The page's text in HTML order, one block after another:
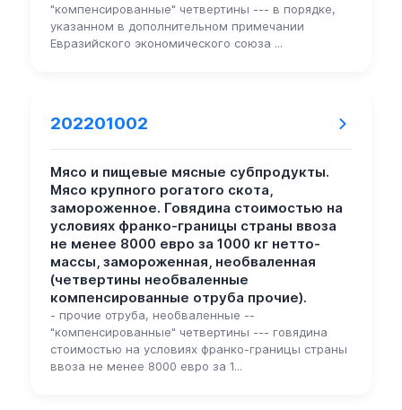
"компенсированные" четвертины --- в порядке,
указанном в дополнительном примечании
Евразийского экономического союза ...
202201002
Мясо и пищевые мясные субпродукты.
Мясо крупного рогатого скота,
замороженное. Говядина стоимостью на
условиях франко-границы страны ввоза
не менее 8000 евро за 1000 кг нетто-
массы, замороженная, необваленная
(четвертины необваленные
компенсированные отруба прочие).
- прочие отруба, необваленные --
"компенсированные" четвертины --- говядина
стоимостью на условиях франко-границы страны
ввоза не менее 8000 евро за 1...